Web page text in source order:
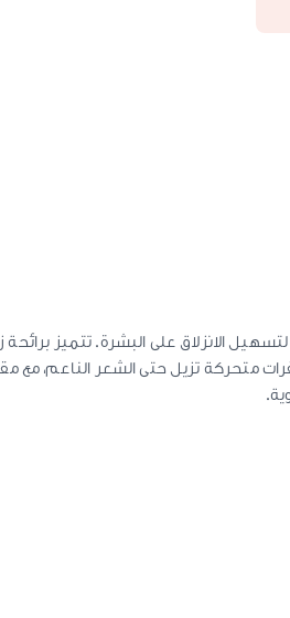
الانزلاق على البشرة. تتميز برائحة
متحركة تزيل حتى الشعر الناعم، مع